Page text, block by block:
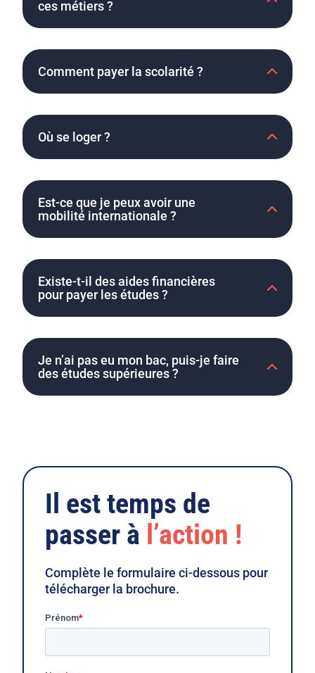
ces métiers ?
Comment payer la scolarité ?
Où se loger ?
Est-ce que je peux avoir une
mobilité internationale ?
Existe-t-il des aides financières
pour payer les études ?
Je n’ai pas eu mon bac, puis-je faire
des études supérieures ?
Il est temps de
passer à l’action !
Complète le formulaire ci-dessous pour
télécharger la brochure.